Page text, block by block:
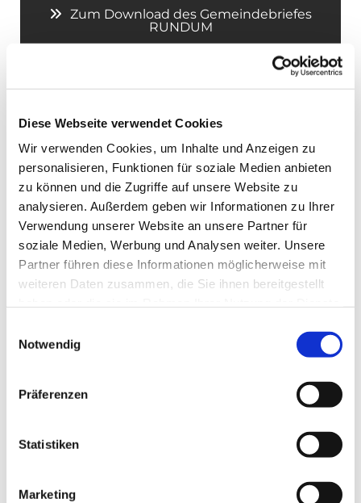
Diese Webseite verwendet Cookies
Wir verwenden Cookies, um Inhalte und Anzeigen zu
personalisieren, Funktionen für soziale Medien anbieten
zu können und die Zugriffe auf unsere Website zu
analysieren. Außerdem geben wir Informationen zu Ihrer
Verwendung unserer Website an unsere Partner für
soziale Medien, Werbung und Analysen weiter. Unsere
Partner führen diese Informationen möglicherweise mit
weiteren Daten zusammen, die Sie ihnen bereitgestellt
Notwendig
Präferenzen
Statistiken
Marketing
Zum Download des Gemeindebriefes
RUNDUM
Zum Downloadsbereich
Zum Veranstaltungkalender
Zum Nachrichtenarchiv
Bitte akzeptieren Sie Marketing-